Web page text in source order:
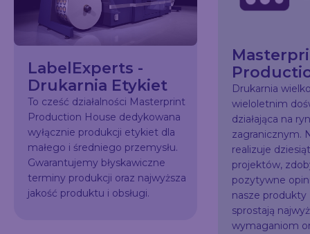
LabelExperts -
Drukarnia Etykiet
To cześć działalności Masterprint
Production House dedykowana
wyłącznie produkcji etykiet dla
małego i średniego przemysłu.
Gwarantujemy błyskawiczne
terminy produkcji oraz najwyższa
jakość produktu i obsługi.
Drukarnia
wieloletnim
działająca na
zagranicznym.
realizuje
projektów,
pozytywne
nasze
sprostają
wymaganiom